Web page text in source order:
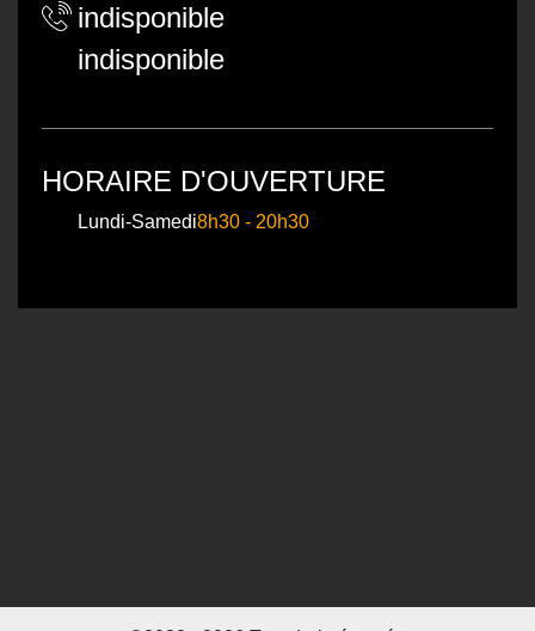
indisponible
indisponible
HORAIRE D'OUVERTURE
Lundi-Samedi8h30 - 20h30